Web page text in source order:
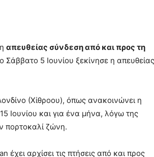
απευθείας σύνδεση από και προς τη
5 Ιουνίου ξεκίνησε η απευθείας
(Χίθροου), όπως ανακοινώνει η
Ιουνίου και για ένα μήνα, λόγω της
πορτοκαλί ζώνη.
αρχίσει τις πτήσεις από και προς